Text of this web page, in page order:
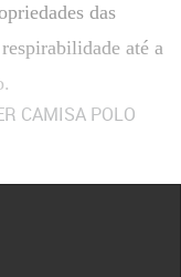
das
até a
CAMISA POLO
em algodão egípcio ou
ocasiões formais. Já as